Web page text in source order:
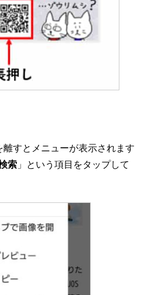
すとメニューが表示されます
索 」という項目をタップして